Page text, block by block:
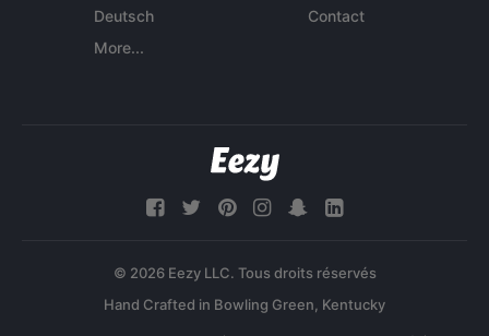
Deutsch
More...
Contact
© 2026 Eezy LLC. Tous droits réservés